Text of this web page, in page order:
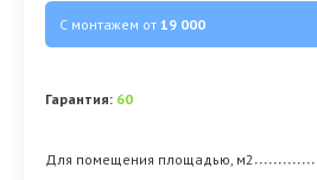
С монтажем от19 000
Гарантия: 60
Для помещения площадью, м2